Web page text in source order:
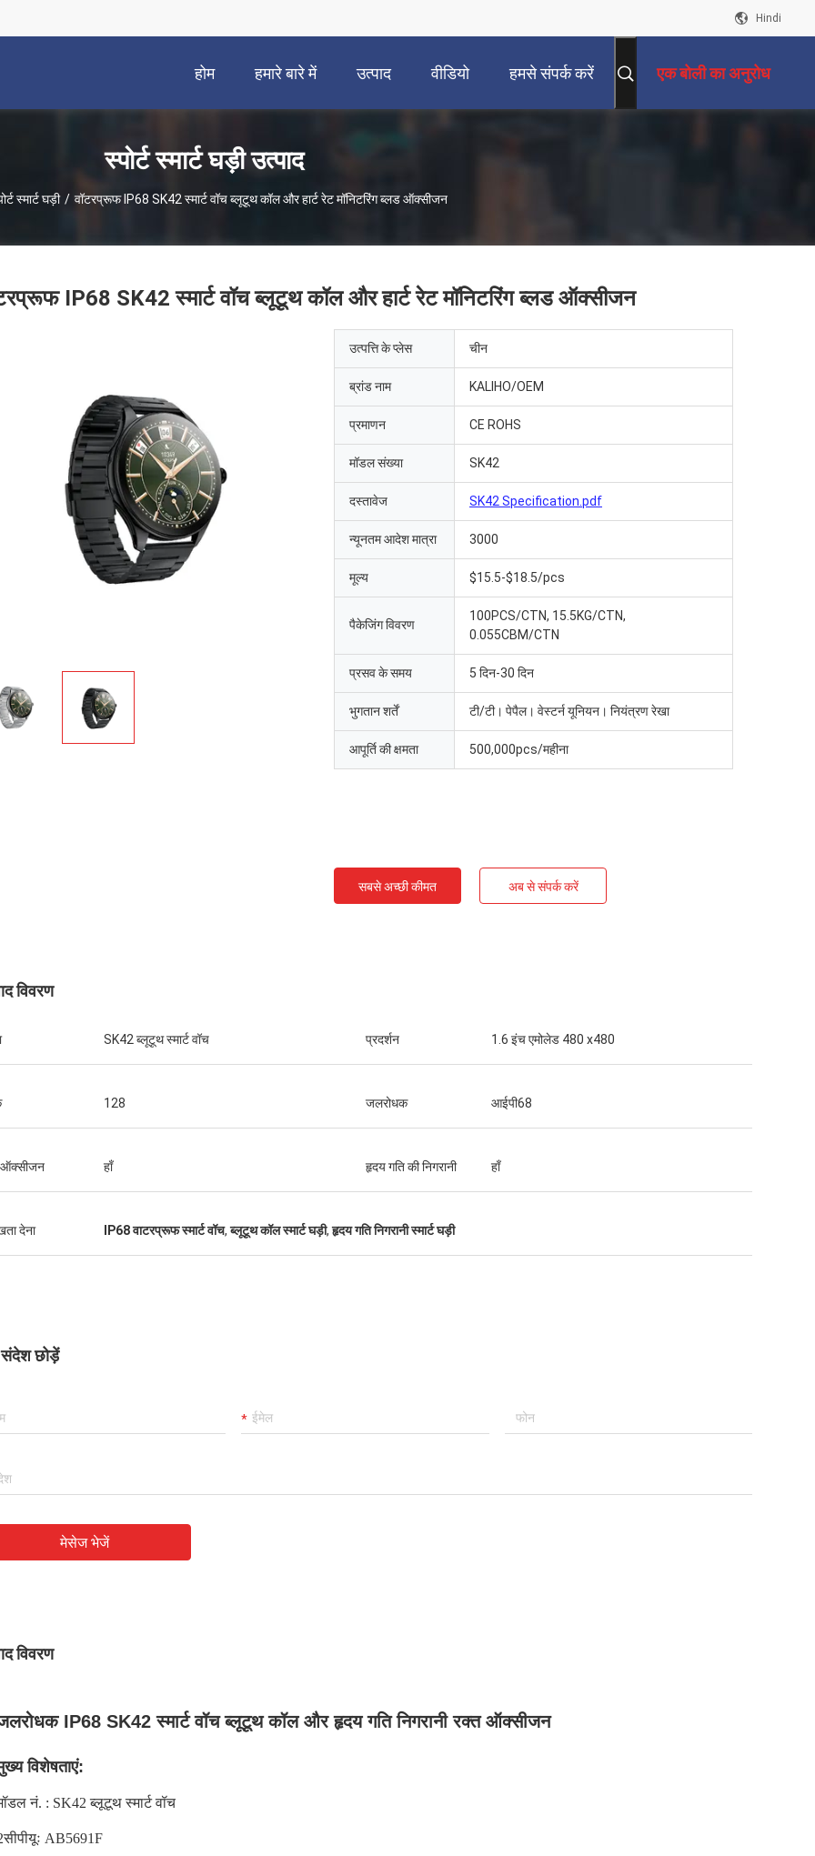
Hindi
होम हमारे बारे में उत्पाद वीडियो हमसे संपर्क करें एक बोली का अनुरोध
स्पोर्ट स्मार्ट घड़ी उत्पाद
स्मार्ट घड़ी / वॉटरप्रूफ IP68 SK42 स्मार्ट वॉच ब्लूटूथ कॉल और हार्ट रेट मॉनिटरिंग ब्लड ऑक्सीजन
IP68 SK42 स्मार्ट वॉच ब्लूटूथ कॉल और हार्ट रेट मॉनिटरिंग ब्लड ऑक्सीजन
उत्पत्ति के प्लेस चीन
ब्रांड नाम KALIHO/OEM
प्रमाणन CE ROHS
मॉडल संख्या SK42
दस्तावेज SK42 Specification.pdf
न्यूनतम आदेश मात्रा 3000
मूल्य $15.5-$18.5/pcs
पैकेजिंग विवरण
100PCS/CTN, 15.5KG/CTN,
0.055CBM/CTN
प्रसव के समय 5 दिन-30 दिन
भुगतान शर्तें टी/टी। पेपैल। वेस्टर्न यूनियन। नियंत्रण रेखा
आपूर्ति की क्षमता 500,000pcs/महीना
सबसे अच्छी कीमत अब से संपर्क करें
विवरण
SK42 ब्लूटूथ स्मार्ट वॉच प्रदर्शन 1.6 इंच एमोलेड 480 x480
128 जलरोधक आईपी68
ऑक्सीजन हाँ हृदय गति की निगरानी हाँ
देना IP68 वाटरप्रूफ स्मार्ट वॉच,ब्लूटूथ कॉल स्मार्ट घड़ी,हृदय गति निगरानी स्मार्ट घड़ी
छोड़ें
मेसेज भेजें
विवरण
IP68 SK42 स्मार्ट वॉच ब्लूटूथ कॉल और हृदय गति निगरानी रक्त ऑक्सीजन
विशेषताएं:
नं. : SK42 ब्लूटूथ स्मार्ट वॉच
AB5691F